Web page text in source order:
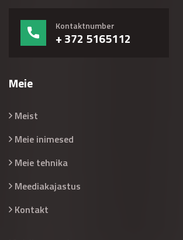
Kontaktnumber
+ 372 5165112
Meie
Meist
Meie inimesed
Meie tehnika
Meediakajastus
Kontakt